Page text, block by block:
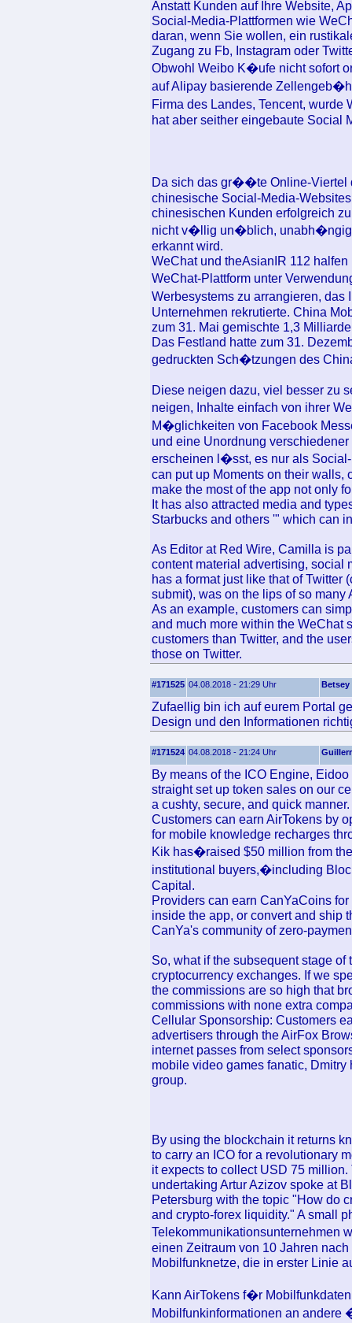
Anstatt Kunden auf Ihre Website,
Social-Media-Plattformen wie
daran, wenn Sie wollen, ein
Zugang zu Fb, Instagram oder
Obwohl Weibo K�ufe nicht sofort
auf Alipay basierende
Firma des Landes, Tencent,
hat aber seither eingebaute Social
Da sich das gr��te Online-Viertel
chinesische Social-Media-
chinesischen Kunden erfolgreich
nicht v�llig un�blich, unabh�ngig
erkannt wird.
WeChat und theAsianIR 112
WeChat-Plattform unter
Werbesystems zu arrangieren,
Unternehmen rekrutierte. China
zum 31. Mai gemischte 1,3
Das Festland hatte zum 31.
gedruckten Sch�tzungen des
Diese neigen dazu, viel besser zu
neigen, Inhalte einfach von ihrer
M�glichkeiten von Facebook
und eine Unordnung
erscheinen l�sst, es nur als
can put up Moments on their walls,
make the most of the app not only
It has also attracted media and
Starbucks and others '" which can
As Editor at Red Wire, Camilla is
content material advertising, social
has a format just like that of Twitter
submit), was on the lips of so
As an example, customers can
and much more within the WeChat
customers than Twitter, and the
those on Twitter.
#171525 04.08.2018 - 21:29 Uhr Betsey
Zufaellig bin ich auf eurem Portal
Design und den Informationen
#171524 04.08.2018 - 21:24 Uhr
By means of the ICO Engine,
straight set up token sales on our
a cushty, secure, and quick manner.
Customers can earn AirTokens by
for mobile knowledge recharges
Kik has�raised $50 million from
institutional buyers,�including
Capital.
Providers can earn CanYaCoins
inside the app, or convert and ship
CanYa's community of zero-
So, what if the subsequent stage
cryptocurrency exchanges. If we
the commissions are so high that
commissions with none extra
Cellular Sponsorship: Customers
advertisers through the AirFox
internet passes from select
mobile video games fanatic,
group.
By using the blockchain it returns
to carry an ICO for a revolutionary
it expects to collect USD 75
undertaking Artur Azizov spoke at
Petersburg with the topic "How do
and crypto-forex liquidity." A small
Telekommunikationsunternehmen
einen Zeitraum von 10 Jahren
Mobilfunknetze, die in erster Linie
Kann AirTokens f�r
Mobilfunkinformationen an andere